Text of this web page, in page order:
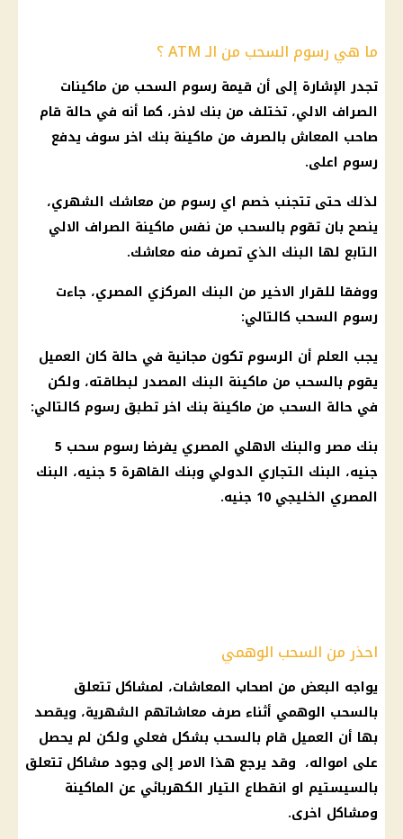
ما هي رسوم السحب من الـ ATM ؟
تجدر الإشارة إلى أن قيمة رسوم السحب من ماكينات
الصراف الالي، تختلف من بنك لاخر، كما أنه في حالة قام
صاحب المعاش بالصرف من ماكينة بنك اخر سوف يدفع
رسوم اعلى.
لذلك حتى تتجنب خصم اي رسوم من معاشك الشهري،
ينصح بان تقوم بالسحب من نفس ماكينة الصراف الالي
التابع لها البنك الذي تصرف منه معاشك.
ووفقا للقرار الاخير من البنك المركزي المصري، جاءت
رسوم السحب كالتالي:
يجب العلم أن الرسوم تكون مجانية في حالة كان العميل
يقوم بالسحب من ماكينة البنك المصدر لبطاقته، ولكن
في حالة السحب من ماكينة بنك اخر تطبق رسوم كالتالي:
بنك مصروالبنك الاهلي المصري يفرضا رسوم سحب 5
جنيه، البنك التجاري الدولي وبنك القاهرة
البنك
المصري الخليجي 10 جنيه.
احذر من السحب الوهمي
يواجه البعض من اصحاب المعاشات، لمشاكل تتعلق
بالسحب الوهمي أثناء صرف معاشاتهم الشهرية، ويقصد
بها أن العميل قام بالسحب بشكل فعلي ولكن لم يحصل
على امواله، وقد يرجع هذا الامر إلى وجود مشاكل تتعلق
بالسيستيم او انقطاع التيار الكهربائي عن الماكينة
ومشاكل اخرى.